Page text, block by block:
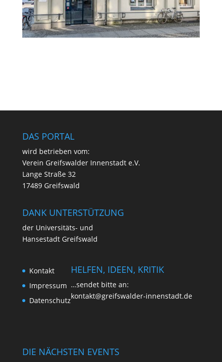
DAS PORTAL
wird betrie­ben vom:
Ver­ein Greifs­wal­der Innen­stadt e.V.
Lan­ge Stra­ße 32
17489 Greifswald
DANK UNTERSTÜTZUNG
der Uni­ver­si­täts- und
Han­se­stadt Greifswald
Kon­takt
Impres­sum
Daten­schutz
HELFEN, IDEEN, KRITIK
…sen­det bit­te an:
kontakt@greifswalder-innenstadt.de
DIE NÄCHSTEN EVENTS